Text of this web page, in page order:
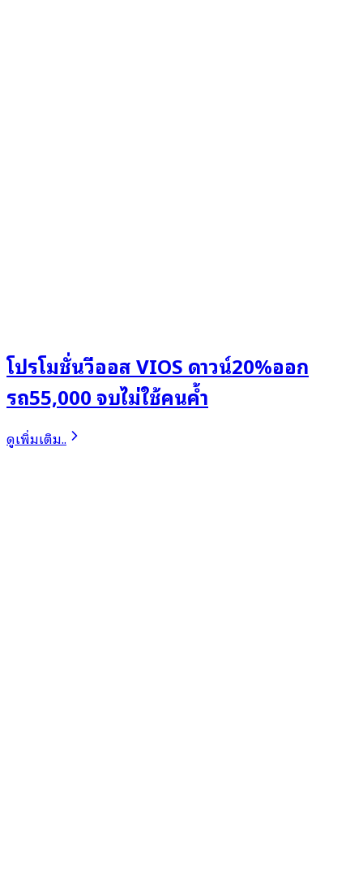
โปรโมชั่นวีออส VIOS ดาวน์20%ออก
รถ55,000 จบไม่ใช้คนค้ำ
ดูเพิ่มเติม..